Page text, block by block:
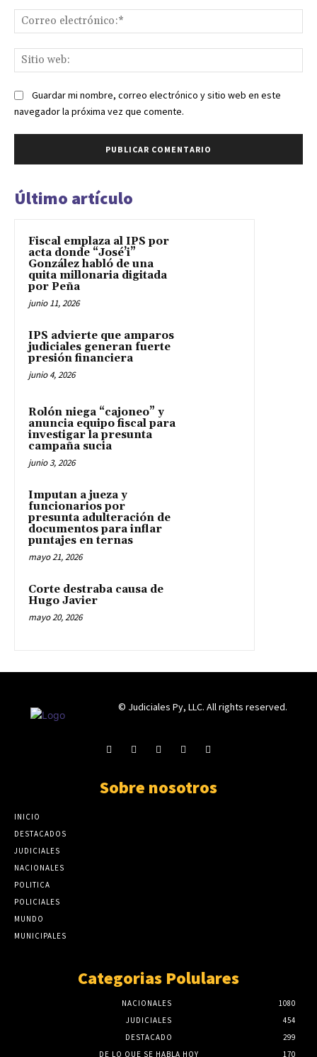
Guardar mi nombre, correo electrónico y sitio web en este
navegador la próxima vez que comente.
Último artículo
Fiscal emplaza al IPS por
acta donde “José’i”
González habló de una
quita millonaria digitada
por Peña
junio 11, 2026
IPS advierte que amparos
judiciales generan fuerte
presión financiera
junio 4, 2026
Rolón niega “cajoneo” y
anuncia equipo fiscal para
investigar la presunta
campaña sucia
junio 3, 2026
Imputan a jueza y
funcionarios por
presunta adulteración de
documentos para inflar
puntajes en ternas
mayo 21, 2026
Corte destraba causa de
Hugo Javier
mayo 20, 2026
© Judiciales Py, LLC. All rights reserved.
Sobre nosotros
INICIO
DESTACADOS
JUDICIALES
NACIONALES
POLITICA
POLICIALES
MUNDO
MUNICIPALES
Categorias Polulares
NACIONALES
1080
JUDICIALES
454
DESTACADO
299
DE LO QUE SE HABLA HOY
170